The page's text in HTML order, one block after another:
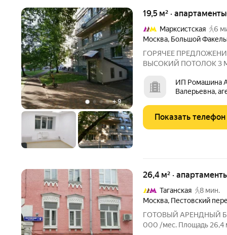
+9
19,5 м² ·
Марксистская
6
Москва, Большой
ГОРЯЧЕЕ
ВЫСОКИЙ ПОТОЛОК 3 М Продажа помещения 19,5 м с
Всего 12 минут пешком
транспортная развязка
ИП Ромашина
Валерьевна,
Показать телефон
26,4 м² ·
Таганская
8 мин.
Москва, Пестовский
ГОТОВЫЙ АРЕНДНЫЙ БИЗНЕС
000 /мес. Площадь 26,4 м 3 этаж Почему это покупают за 2 дня?